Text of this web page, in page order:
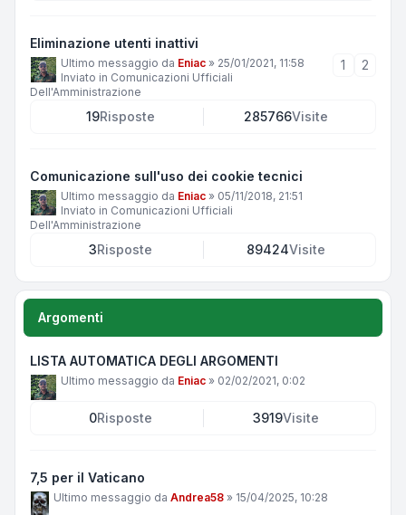
Eliminazione utenti inattivi
Ultimo messaggio da Eniac » 25/01/2021, 11:58
Inviato in Comunicazioni Ufficiali
Dell'Amministrazione
1 2
19Risposte 285766Visite
Comunicazione sull'uso dei cookie tecnici
Ultimo messaggio da Eniac » 05/11/2018, 21:51
Inviato in Comunicazioni Ufficiali
Dell'Amministrazione
3Risposte 89424Visite
Argomenti
LISTA AUTOMATICA DEGLI ARGOMENTI
Ultimo messaggio da Eniac » 02/02/2021, 0:02
0Risposte 3919Visite
7,5 per il Vaticano
Ultimo messaggio da Andrea58 » 15/04/2025, 10:28